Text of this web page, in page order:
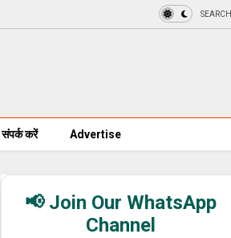
SEARCH
संपर्क करें Advertise
📢 Join Our WhatsApp
Channel